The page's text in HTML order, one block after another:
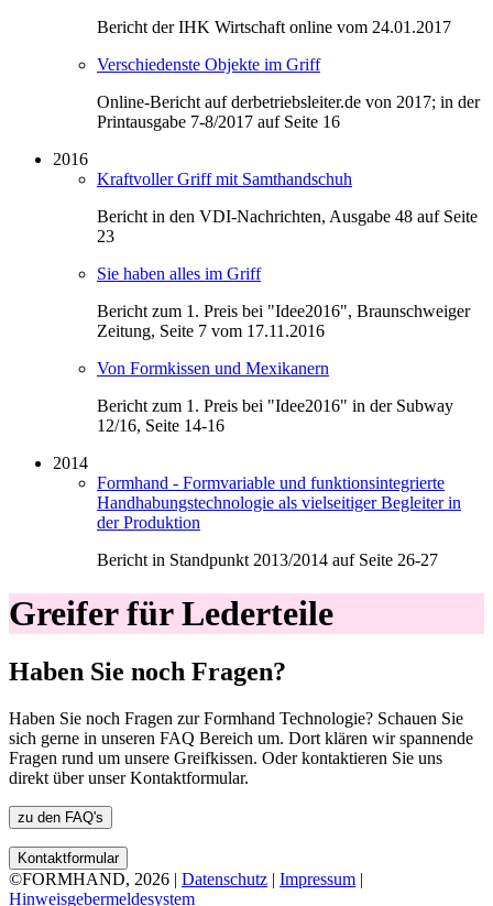
Bericht der IHK Wirtschaft online vom 24.01.2017
Verschiedenste Objekte im Griff
Online-Bericht auf derbetriebsleiter.de von 2017; in der
Printausgabe 7-8/2017 auf Seite 16
2016
Kraftvoller Griff mit Samthandschuh
Bericht in den VDI-Nachrichten, Ausgabe 48 auf Seite
23
Sie haben alles im Griff
Bericht zum 1. Preis bei "Idee2016", Braunschweiger
Zeitung, Seite 7 vom 17.11.2016
Von Formkissen und Mexikanern
Bericht zum 1. Preis bei "Idee2016" in der Subway
12/16, Seite 14-16
2014
Formhand - Formvariable und funktionsintegrierte
Handhabungstechnologie als vielseitiger Begleiter in
der Produktion
Bericht in Standpunkt 2013/2014 auf Seite 26-27
Greifer für Lederteile
Haben Sie noch Fragen?
Haben Sie noch Fragen zur Formhand Technologie? Schauen Sie
sich gerne in unseren FAQ Bereich um. Dort klären wir spannende
Fragen rund um unsere Greifkissen. Oder kontaktieren Sie uns
direkt über unser Kontaktformular.
zu den FAQ's
Kontaktformular
©FORMHAND, 2026 | Datenschutz | Impressum |
Hinweisgebermeldesystem